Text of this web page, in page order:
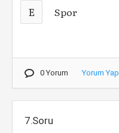
E Spor
0 Yorum Yorum Yap
7.Soru